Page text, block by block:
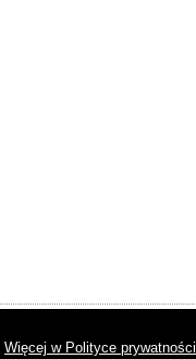
Więcej w Polityce prywatności